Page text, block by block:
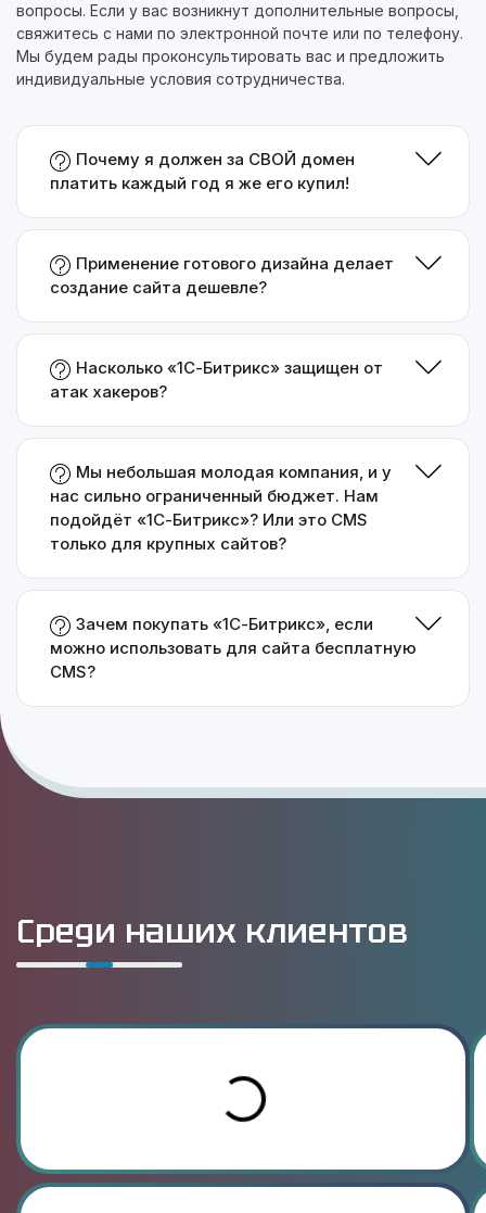
вопросы. Если у вас возникнут дополнительные вопросы,
свяжитесь с нами по электронной почте или по телефону.
Мы будем рады проконсультировать вас и предложить
индивидуальные условия сотрудничества.
Почему я должен за СВОЙ домен
платить каждый год я же его купил!
Применение готового дизайна делает
создание сайта дешевле?
Насколько «1С-Битрикс» защищен от
атак хакеров?
Мы небольшая молодая компания, и у
нас сильно ограниченный бюджет. Нам
подойдёт «1С-Битрикс»? Или это CMS
только для крупных сайтов?
Зачем покупать «1С-Битрикс», если
можно использовать для сайта бесплатную
CMS?
Среди наших клиентов